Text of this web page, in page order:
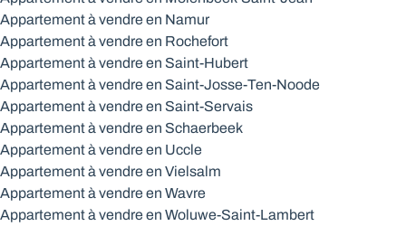
Appartement à vendre en Namur
Appartement à vendre en Rochefort
Appartement à vendre en Saint-Hubert
Appartement à vendre en Saint-Josse-Ten-Noode
Appartement à vendre en Saint-Servais
Appartement à vendre en Schaerbeek
Appartement à vendre en Uccle
Appartement à vendre en Vielsalm
Appartement à vendre en Wavre
Appartement à vendre en Woluwe-Saint-Lambert